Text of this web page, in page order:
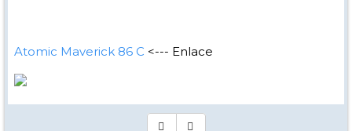
Atomic Maverick 86 C <--- Enlace